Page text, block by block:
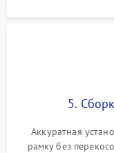
5.
Аккуратная
рамку без